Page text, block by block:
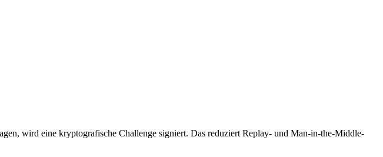
wird eine kryptografische Challenge signiert. Das reduziert Replay- und Man-in-the-Middle-